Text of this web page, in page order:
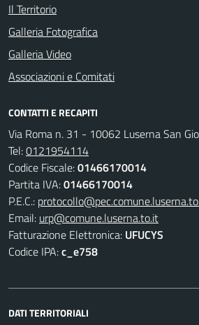
Il Territorio
Galleria Fotografica
Galleria Video
Associazioni e Comitati
CONTATTI E RECAPITI
Via Roma n. 31 - 10062 Luserna San
Tel:0121954114
Codice Fiscale:01466170014
Partita IVA:01466170014
P.E.C.:
Email: urp@comune.luserna.to.it
Fatturazione Elettronica: UFUCYS
Codice IPA:c_e758
DATI TERRITORIALI